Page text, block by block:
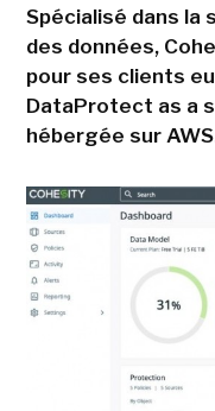
Spécialisé dans la
des données,
pour ses clients
DataProtect as a
hébergée sur